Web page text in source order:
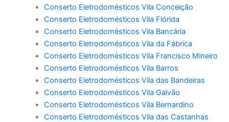
Conserto Eletrodomésticos Vila Conceição
Conserto Eletrodomésticos Vila Flórida
Conserto Eletrodomésticos Vila Bancária
Conserto Eletrodomésticos Vila da Fábrica
Conserto Eletrodomésticos Vila Francisco Mineiro
Conserto Eletrodomésticos Vila Barros
Conserto Eletrodomésticos Vila das Bandeiras
Conserto Eletrodomésticos Vila Galvão
Conserto Eletrodomésticos Vila Bernardino
Conserto Eletrodomésticos Vila das Castanhas